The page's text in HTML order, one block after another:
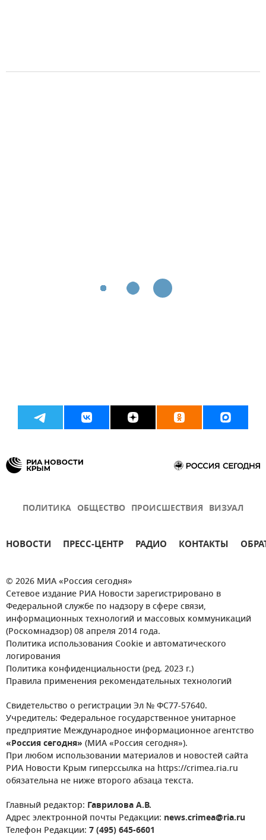
ПОЛИТИКА ОБЩЕСТВО ПРОИСШЕСТВИЯ ВИЗУАЛ
НОВОСТИ ПРЕСС-ЦЕНТР РАДИО КОНТАКТЫ
© 2026 МИА «Россия сегодня»
Сетевое издание РИА Новости зарегистрировано в
Федеральной службе по надзору в сфере связи,
информационных технологий и массовых коммуникаций
(Роскомнадзор) 08 апреля 2014 года.
Политика использования Cookie и автоматического
логирования
Политика конфиденциальности (ред. 2023 г.)
Правила применения рекомендательных технологий
Свидетельство о регистрации Эл № ФС77-57640.
Учредитель: Федеральное государственное унитарное
предприятие Международное информационное агентство
«Россия сегодня» (МИА «Россия сегодня»).
При любом использовании материалов и новостей сайта
РИА Новости Крым гиперссылка на https://crimea.ria.ru
обязательна не ниже второго абзаца текста.
Главный редактор: Гаврилова А.В.
Адрес электронной почты Редакции: news.crimea@ria.ru
Телефон Редакции: 7 (495) 645-6601